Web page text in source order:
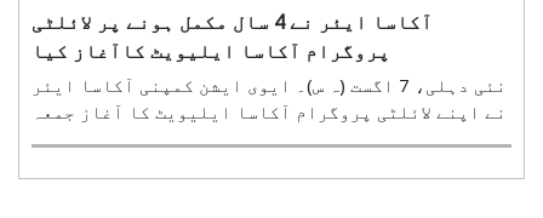
آکاسا ایئر نے 4 سال مکمل ہونے پر لائلٹی
پروگرام آکاسا ایلیویٹ کاآغاز کیا
نئی دہلی، 7 اگست (ہ س)۔ ایوی ایشن کمپنی آکاسا ایئر
نے اپنے لائلٹی پروگرام آکاسا ایلیویٹ کا آغاز جمعہ